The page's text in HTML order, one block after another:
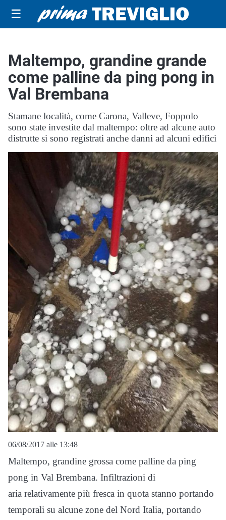
☰
Maltempo, grandine grande
come palline da ping pong in
Val Brembana
Stamane località, come Carona, Valleve, Foppolo
sono state investite dal maltempo: oltre ad alcune auto
distrutte si sono registrati anche danni ad alcuni edifici
06/08/2017 alle 13:48
Maltempo, grandine grossa come palline da ping
pong in Val Brembana. Infiltrazioni di
aria relativamente più fresca in quota stanno portando
temporali su alcune zone del Nord Italia, portando